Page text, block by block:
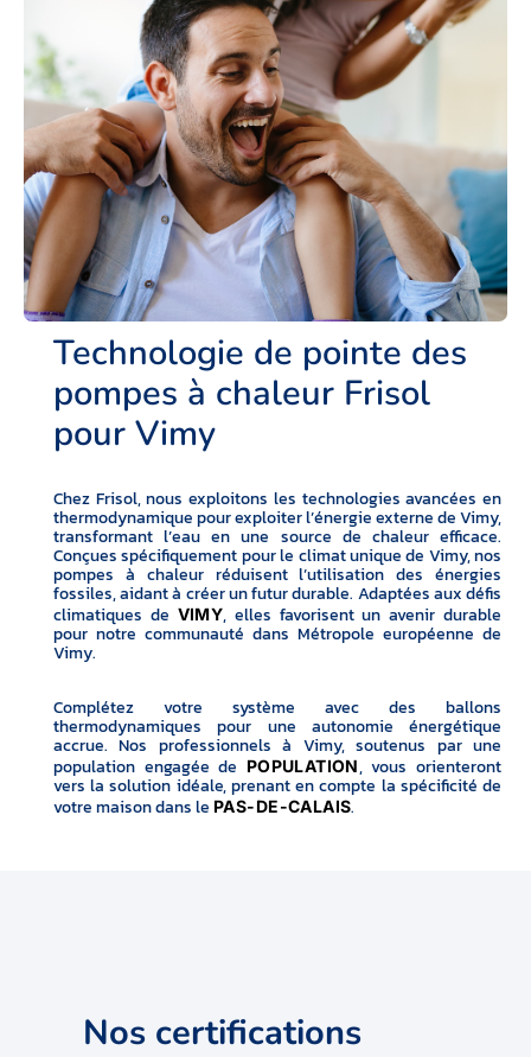
Technologie de pointe des
pompes à chaleur Frisol
pour Vimy
Chez Frisol, nous exploitons les technologies avancées en
thermodynamique pour exploiter l’énergie externe de Vimy,
transformant l’eau en une source de chaleur efficace.
Conçues spécifiquement pour le climat unique de Vimy, nos
pompes à chaleur réduisent l’utilisation des énergies
fossiles, aidant à créer un futur durable. Adaptées aux défis
climatiques de VIMY, elles favorisent un avenir durable
pour notre communauté dans Métropole européenne de
Vimy.
Complétez votre système avec des ballons
thermodynamiques pour une autonomie énergétique
accrue. Nos professionnels à Vimy, soutenus par une
population engagée de POPULATION, vous orienteront
vers la solution idéale, prenant en compte la spécificité de
votre maison dans le PAS-DE-CALAIS.
Nos certifications